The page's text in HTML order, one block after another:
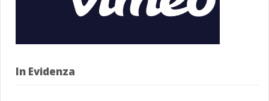
In Evidenza